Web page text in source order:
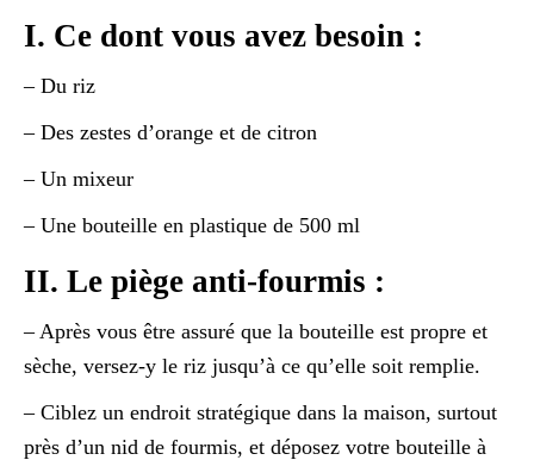
I. Ce dont vous avez besoin :
– Du riz
– Des zestes d’orange et de citron
– Un mixeur
– Une bouteille en plastique de 500 ml
II. Le piège anti-fourmis :
– Après vous être assuré que la bouteille est propre et
sèche, versez-y le riz jusqu’à ce qu’elle soit remplie.
– Ciblez un endroit stratégique dans la maison, surtout
près d’un nid de fourmis, et déposez votre bouteille à